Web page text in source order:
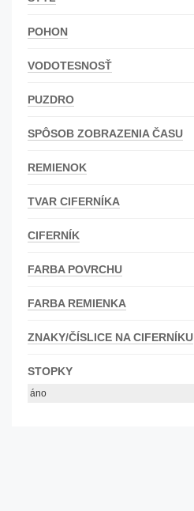
POHON
VODOTESNOSŤ
PUZDRO
SPÔSOB ZOBRAZENIA ČASU
REMIENOK
TVAR CIFERNÍKA
CIFERNÍK
FARBA POVRCHU
FARBA REMIENKA
ZNAKY/ČÍSLICE NA CIFERNÍKU
STOPKY
áno